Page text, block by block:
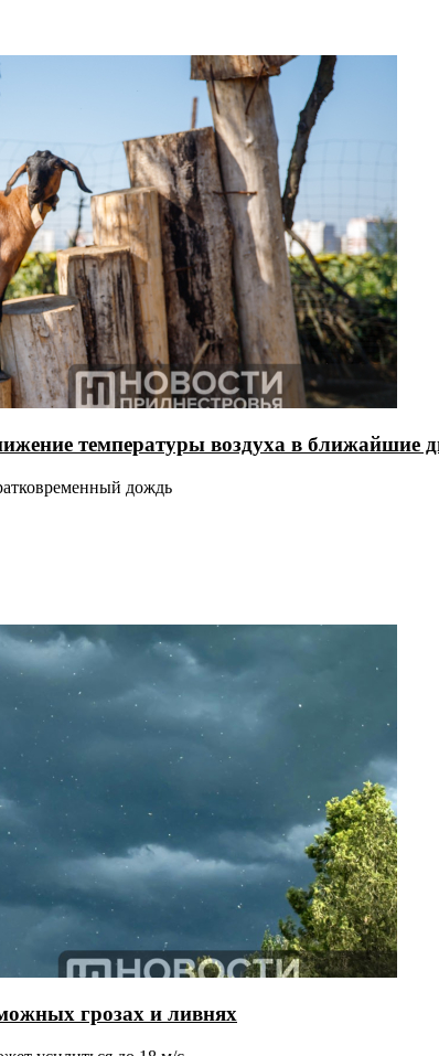
температуры воздуха в ближайшие
дождь
грозах и ливнях